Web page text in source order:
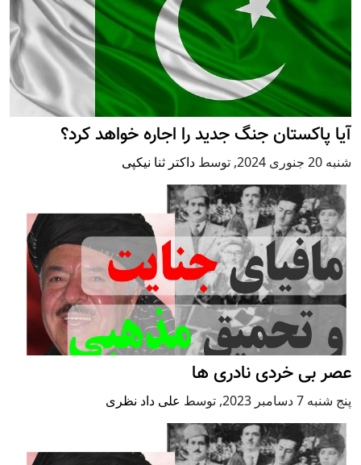
آیا پاکستان جنگ جدید را اجاره خواهد کرد؟
شنبه 20 جنوری 2024 , توسط داکتر ثنا نیکپی
عصر بی خردی نادری ها
پنج شنبه 7 دسامبر 2023 , توسط علی‌ داد نظری